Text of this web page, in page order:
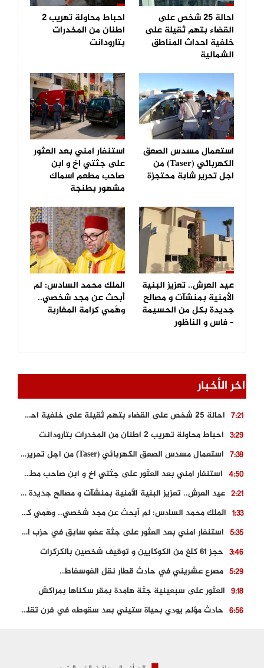
احالة 25 شخص على
القضاء بتهم ثقيلة على
خلفية احداث المناطق
الشمالية
احباط محاولة تهريب 2
اطنان من المخدرات
بتارودانت
استعمال مسدس الصعق
الكهربائي (Taser) من
اجل تحرير شابة محتجزة
استنفار امني بعد العثور
على جثتي اخ و ابن
صاحب مطعم اسماك
مشهور بطنجة
عيد العرش.. تعزيز البنية
الأمنية بمنشآت و مصالح
جديدة بكل من الحسيمة
– فاس و الناظور
الملك محمد السادس: لم
أبحث عن مجد شخصي..
وهَمي كرامة المغاربة
اخر الأخبار
7:21
احالة 25 شخص على القضاء بتهم ثقيلة على خلفية احداث المناطق الشمالية
3:29 احباط محاولة تهريب 2 اطنان من المخدرات بتارودانت
7:38
استعمال مسدس الصعق الكهربائي (Taser) من اجل تحرير شابة محتجزة
4:50
استنفار امني بعد العثور على جثتي اخ و ابن صاحب مطعم اسماك مشهور بطنجة
2:21
عيد العرش.. تعزيز البنية الأمنية بمنشآت و مصالح جديدة بكل من الحسيمة – فاس و الناظور
1:33
الملك محمد السادس: لم أبحث عن مجد شخصي.. وهَمي كرامة المغاربة
5:35
استنفار امني بعد العثور على جثة عضو سابق في حزب المصباح بالقنيطرة..
3:46 حجز 61 كلغ من الكوكايين و توقيف شخصين بالكركرات
5:29 مصرع عشريني في حادث قطار نقل الفوسفاط..
9:18 العثور على سبعينية جثة هامدة بمقر سكناها بمراكش
6:56
حادث مؤلم يودي بحياة ستيني بعد سقوطه في فرن تقليدي “للجير”